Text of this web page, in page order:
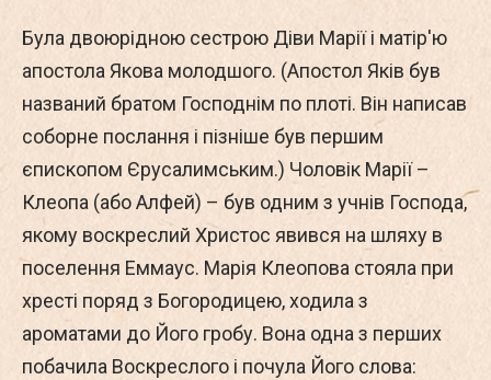
Була двоюрідною сестрою Діви Марії і матір'ю
апостола Якова молодшого. (Апостол Яків був
названий братом Господнім по плоті. Він написав
соборне послання і пізніше був першим
єпископом Єрусалимським.) Чоловік Марії –
Клеопа (або Алфей) – був одним з учнів Господа,
якому воскреслий Христос явився на шляху в
поселення Еммаус. Марія Клеопова стояла при
хресті поряд з Богородицею, ходила з
ароматами до Його гробу. Вона одна з перших
побачила Воскреслого і почула Його слова: